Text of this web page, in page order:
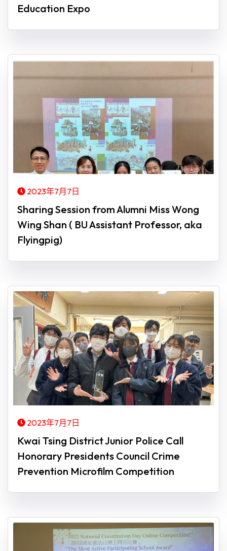
Education Expo
2023年7月7日
Sharing Session from Alumni Miss Wong
Wing Shan ( BU Assistant Professor, aka
Flyingpig)
2023年7月7日
Kwai Tsing District Junior Police Call
Honorary Presidents Council Crime
Prevention Microfilm Competition